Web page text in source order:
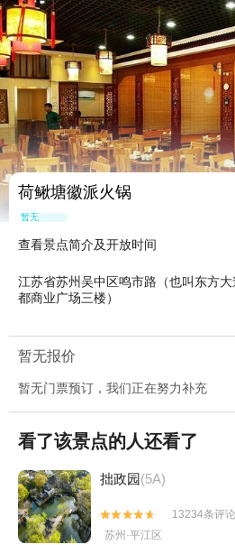
荷鳅塘徽派火锅
暂无点评
查看景点简介及开放时间
江苏省苏州吴中区鸣市路（也叫东方
都商业广场三楼）
暂无报价
暂无门票预订，我们正在努力补充
看了该景点的人还看了
拙政园(5A)


13234条评论
苏州·平江区
